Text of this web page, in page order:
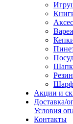
Акции и
Доставка/
Условия
Контакты